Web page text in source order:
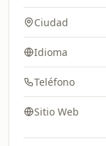
Ciudad
Idioma
Teléfono
Sitio Web